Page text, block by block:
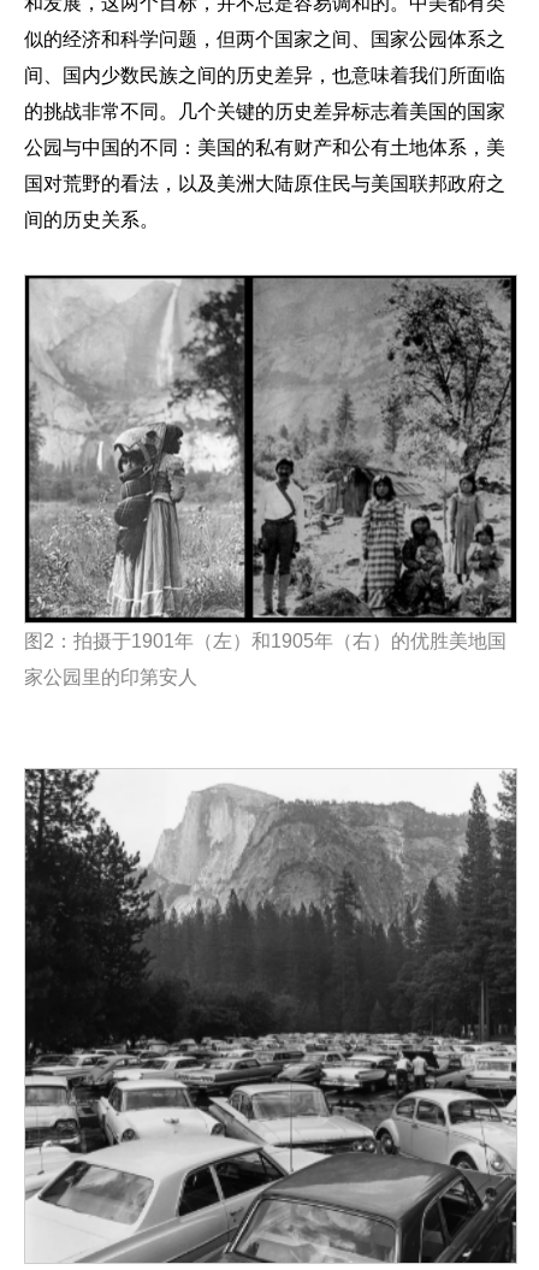
似的经济和科学问题，但两个国家之间、国家公园体系之
间、国内少数民族之间的历史差异，也意味着我们所面临
的挑战非常不同。几个关键的历史差异标志着美国的国家
公园与中国的不同：美国的私有财产和公有土地体系，美
国对荒野的看法，以及美洲大陆原住民与美国联邦政府之
间的历史关系。
图 2 ：拍摄于1901年（左）和1905年（右）的优胜美地国
家公园里的印第安人